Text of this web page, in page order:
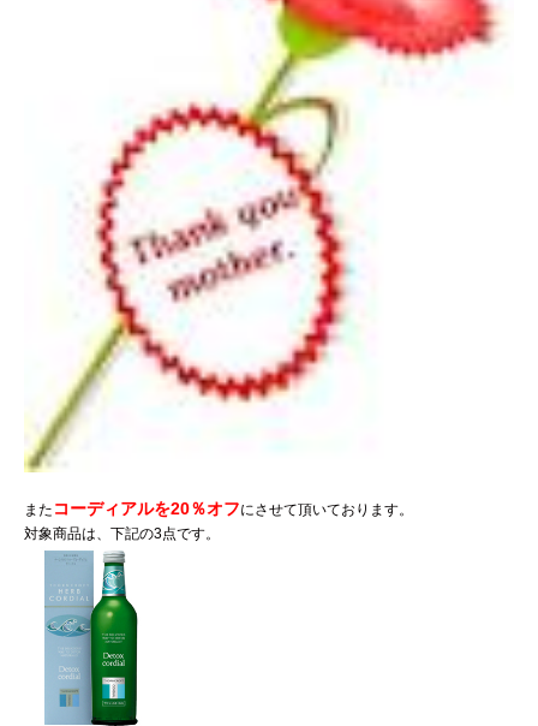
また コーディアルを20％オフにさせて頂いております。
対象商品は、下記の3点です。